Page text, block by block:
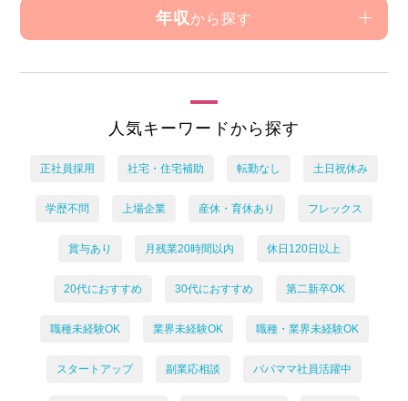
年収 から探す
人気キーワードから探す
正社員採用 社宅・住宅補助 転勤なし 土日祝休み
学歴不問 上場企業 産休・育休あり フレックス
賞与あり 月残業20時間以内 休日120日以上
20代におすすめ 30代におすすめ 第二新卒OK
職種未経験OK 業界未経験OK 職種・業界未経験OK
スタートアップ 副業応相談 パパママ社員活躍中